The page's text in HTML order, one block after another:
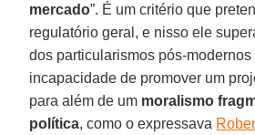
mercado”. É um critério que
regulatório geral, e nisso ele
dos particularismos pós-modernos
incapacidade de promover um
para além de um moralismo
política, como o expressava